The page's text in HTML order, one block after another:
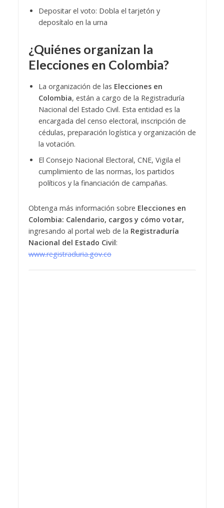
Depositar el voto: Dobla el tarjetón y
deposítalo en la urna
¿Quiénes organizan la
Elecciones en Colombia?
La organización de las Elecciones en
Colombia, están a cargo de la Registraduría
Nacional del Estado Civil. Esta entidad es la
encargada del censo electoral, inscripción de
cédulas, preparación logística y organización de
la votación.
El Consejo Nacional Electoral, CNE, Vigila el
cumplimiento de las normas, los partidos
políticos y la financiación de campañas.
Obtenga más información sobre Elecciones en
Colombia: Calendario, cargos y cómo votar,
ingresando al portal web de la Registraduría
Nacional del Estado Civil:
www.registraduria.gov.co